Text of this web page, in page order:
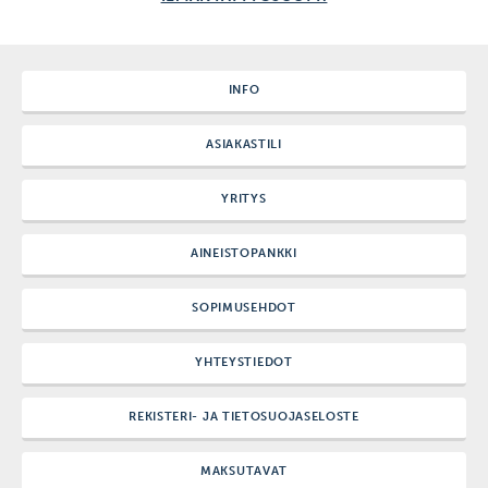
INFO
ASIAKASTILI
YRITYS
AINEISTOPANKKI
SOPIMUSEHDOT
YHTEYSTIEDOT
REKISTERI- JA TIETOSUOJASELOSTE
MAKSUTAVAT